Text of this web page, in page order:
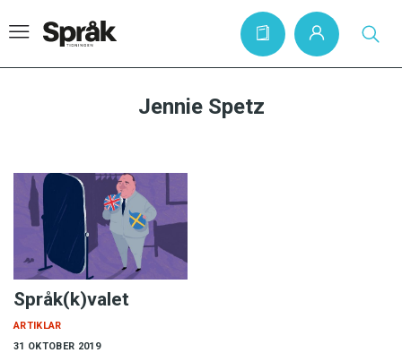
Artiklar
Krönikor
Språkfrågor
Skrivtips
Bokrecensioner
Kviss
Jennie Spetz
Språk(k)valet
31 OKTOBER 2019
ARTIKLAR